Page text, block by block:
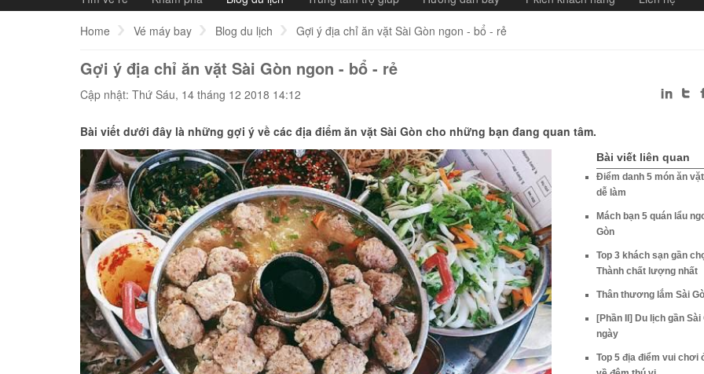
Home Vé máy bay Blog du lịch Gợi ý địa chỉ ăn vặt Sài Gòn ngon - bổ - rẻ
Gợi ý địa chỉ ăn vặt Sài Gòn ngon - bổ - rẻ
Cập nhật: Thứ Sáu, 14 tháng 12 2018 14:12
Bài viết dưới đây là những gợi ý về các địa điểm ăn vặt Sài Gòn cho những bạn đang quan tâm.
Bài viết liên quan
Điểm danh 5 món ăn
dễ làm
Mách bạn 5 quán lẩu
Gòn
Top 3 khách sạn gần
Thành chất lượng nhất
Thân thương lắm Sài
[Phần II] Du lịch gần Sài
ngày
Top 5 địa điểm vui chơi